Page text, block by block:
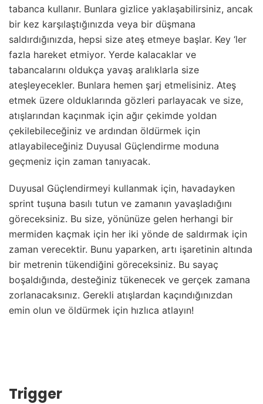
tabanca kullanır. Bunlara gizlice yaklaşabilirsiniz, ancak
bir kez karşılaştığınızda veya bir düşmana
saldırdığınızda, hepsi size ateş etmeye başlar. Key ‘ler
fazla hareket etmiyor. Yerde kalacaklar ve
tabancalarını oldukça yavaş aralıklarla size
ateşleyecekler. Bunlara hemen şarj etmelisiniz. Ateş
etmek üzere olduklarında gözleri parlayacak ve size,
atışlarından kaçınmak için ağır çekimde yoldan
çekilebileceğiniz ve ardından öldürmek için
atlayabileceğiniz Duyusal Güçlendirme moduna
geçmeniz için zaman tanıyacak.
Duyusal Güçlendirmeyi kullanmak için, havadayken
sprint tuşuna basılı tutun ve zamanın yavaşladığını
göreceksiniz. Bu size, yönünüze gelen herhangi bir
mermiden kaçmak için her iki yönde de saldırmak için
zaman verecektir. Bunu yaparken, artı işaretinin altında
bir metrenin tükendiğini göreceksiniz. Bu sayaç
boşaldığında, desteğiniz tükenecek ve gerçek zamana
zorlanacaksınız. Gerekli atışlardan kaçındığınızdan
emin olun ve öldürmek için hızlıca atlayın!
Trigger